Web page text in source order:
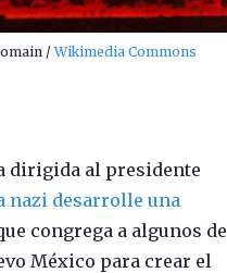
/Wikimedia Commons
dirigida al presidente
nazi desarrolle una
congrega a algunos de
México para crear el